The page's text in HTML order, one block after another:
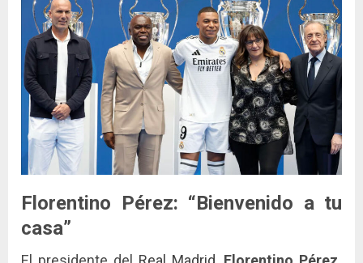
Florentino Pérez: “Bienvenido a tu
casa”